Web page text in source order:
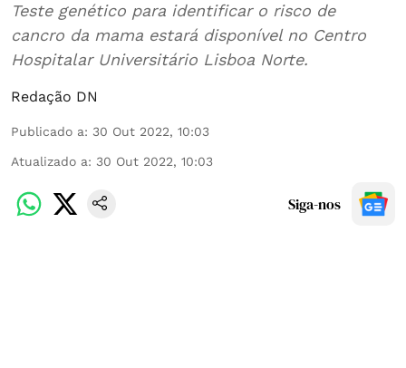
Teste genético para identificar o risco de
cancro da mama estará disponível no Centro
Hospitalar Universitário Lisboa Norte.
Redação DN
Publicado a: 30 Out 2022, 10:03
Atualizado a: 30 Out 2022, 10:03
Siga-nos